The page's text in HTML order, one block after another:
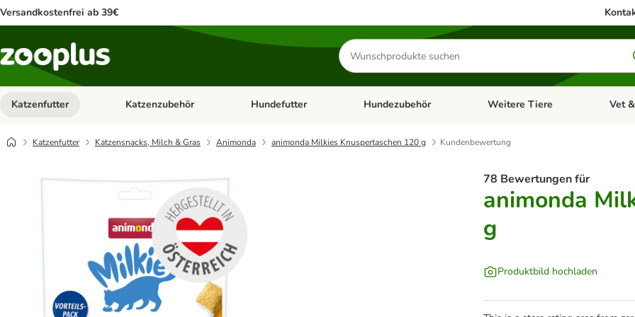
Versandkostenfrei ab 39€
Produkte
suchen
Katzenfutter Kategorie-Menü öffnen: Katzenfutter
Katzenzubehör Kategorie-Menü öffnen: Katzenzubehör
Hundefutter Kategorie-Menü öffnen: Hundefutter
Hundezubehör Kategorie-Menü öffnen:
Weitere Tiere Vet
Katzenfutter Katzensnacks, Milch & Gras Animonda animonda Milkies Knuspertaschen 120 g Kundenbewertung
78 Bewertungen für
animonda
g
Produktbild hochladen